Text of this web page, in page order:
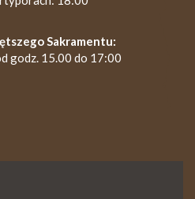
Sakramentu:
godz. 15.00 do 17:00